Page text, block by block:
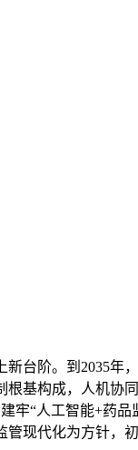
阶。到2035年
基构成，人机
“人工智能+药
现代化为方针，